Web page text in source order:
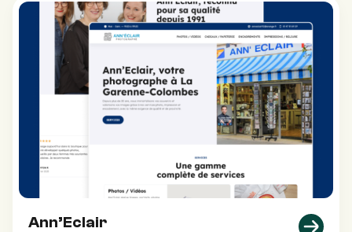
Ann’Eclair